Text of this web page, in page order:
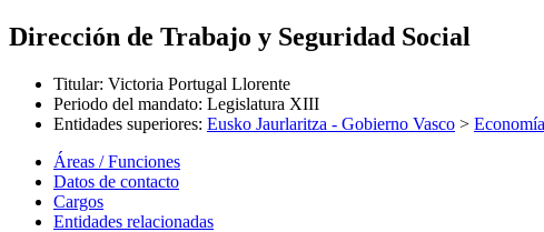
Dirección de Trabajo y Seguridad Social
Titular: Victoria Portugal Llorente
Periodo del mandato: Legislatura XIII
Entidades superiores: Eusko Jaurlaritza - Gobierno Vasco >
Áreas / Funciones
Datos de contacto
Cargos
Entidades relacionadas